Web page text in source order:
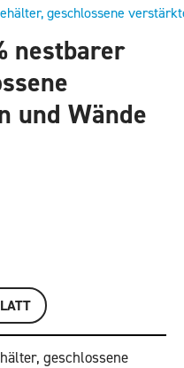
geschlossene
nestbarer
und Wände
geschlossene